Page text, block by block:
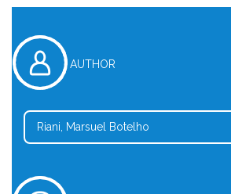
AUTHOR
Riani, Marsuel Botelho